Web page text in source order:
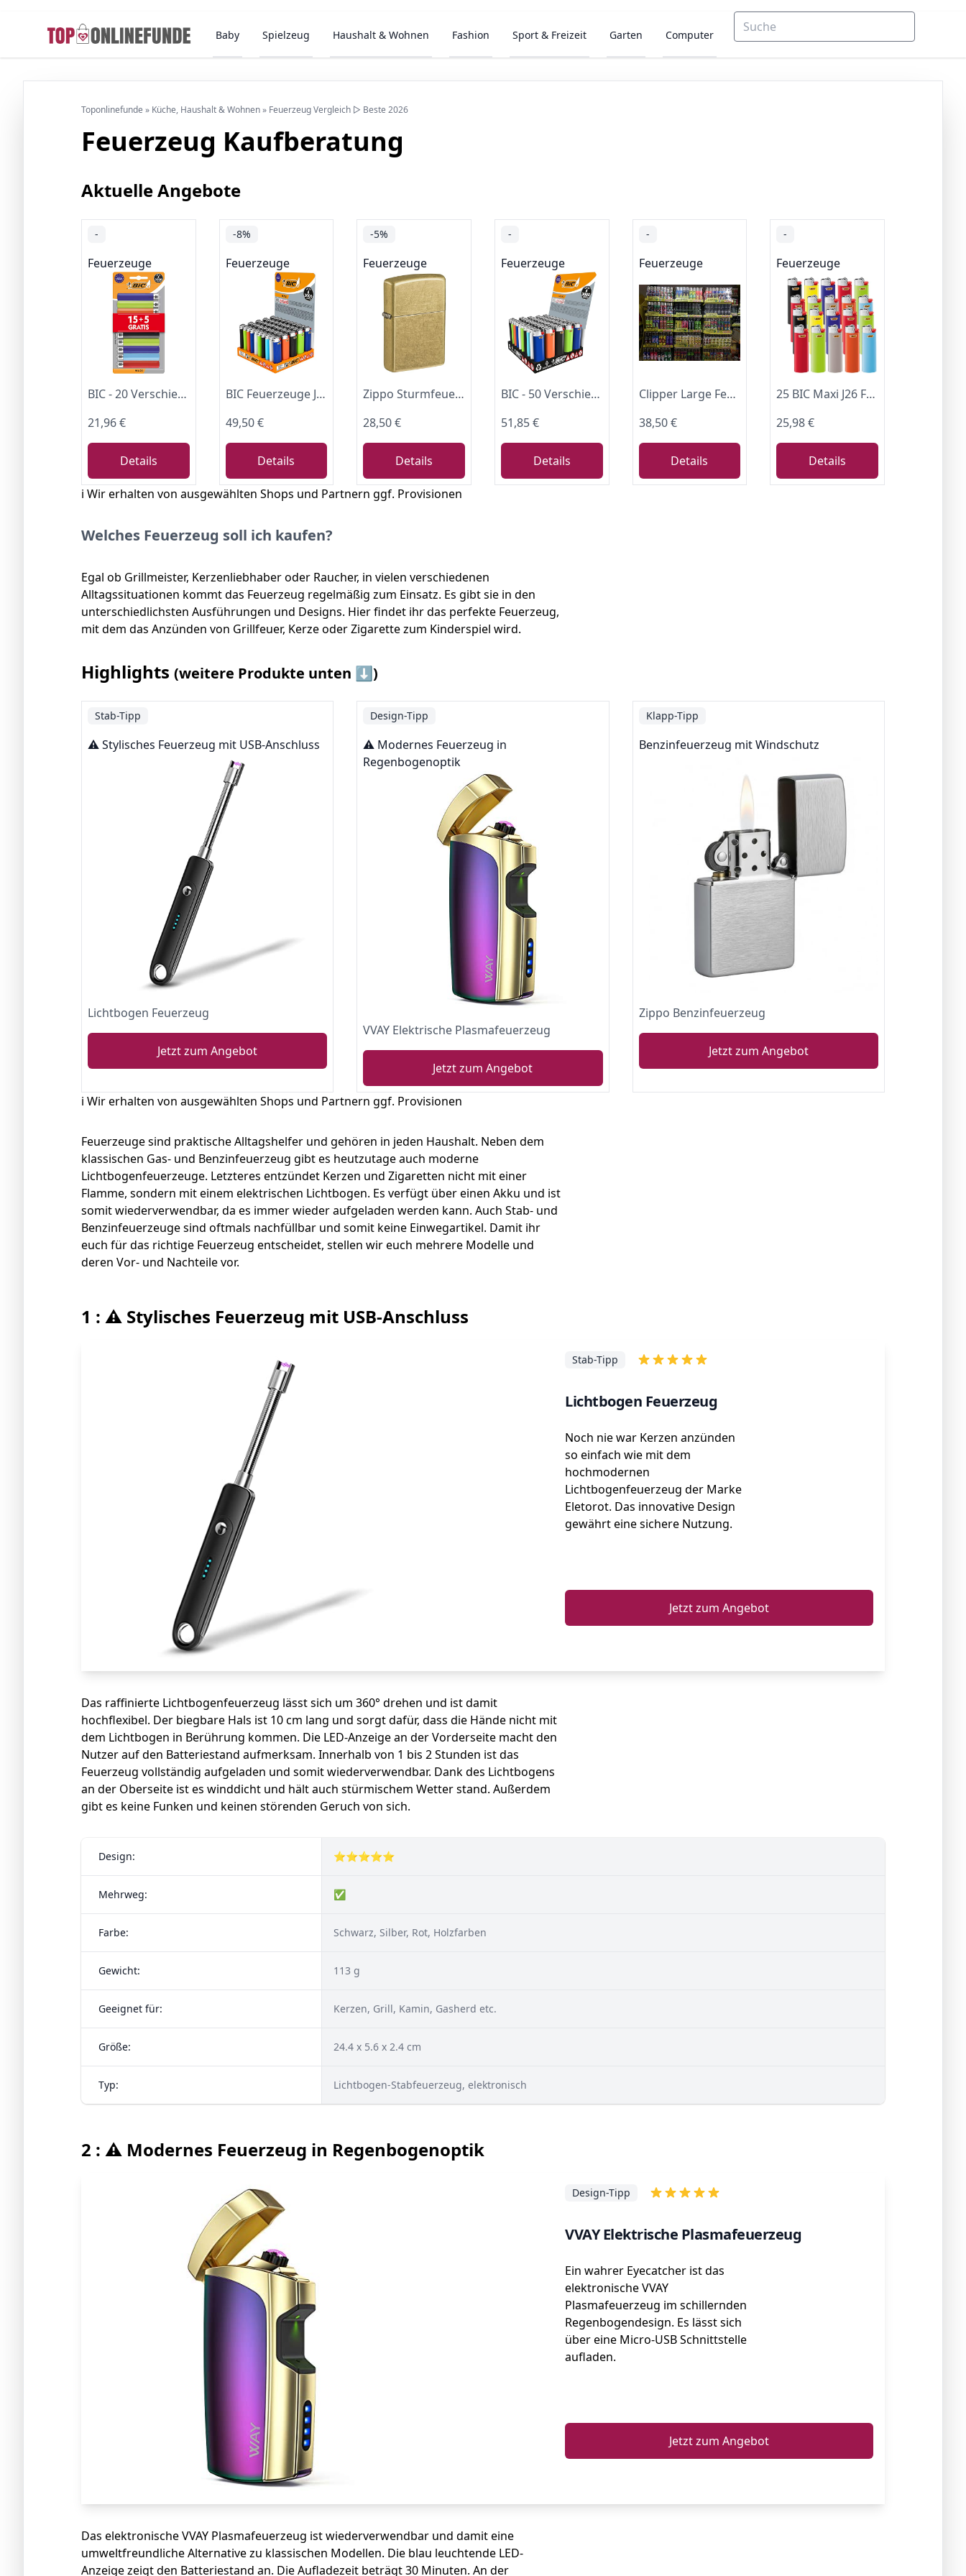
Baby Spielzeug Haushalt & Wohnen Fashion Sport & Freizeit Garten Computer
Toponlinefunde » Küche, Haushalt & Wohnen» Feuerzeug Vergleich ▷ Beste 2026
Feuerzeug Kaufberatung
Aktuelle Angebote
-
Feuerzeuge
BIC - 20 Verschiedene Maxi-Feuerzeuge.
21,96 €
Details
-8%
Feuerzeuge
BIC Feuerzeuge J26 Maxi Neutral 50 Stück Display Collie Kollie
49,50 €
Details
-5%
Feuerzeuge
Zippo Sturmfeuerzeug - Street Brass, Base Model - Nachfüllbar - Wiederverwendbar - Windfestes Design - Geschenkbox - Made in USA
28,50 €
Details
-
Feuerzeuge
BIC - 50 Verschiedene Maxi-Feuerzeuge.
51,85 €
Details
-
Feuerzeuge
Clipper Large Feuerzeuge aus der Clipper-Kollektion, 48?St?ck mit verschiedenen Grafiken
38,50 €
Details
-
Feuerzeuge
25 BIC Maxi J26 Feuerzeuge mit Kindersicherung farbig sortiert
25,98 €
Details
ℹ️ Wir erhalten von ausgewählten Shops und Partnern ggf. Provisionen
Welches Feuerzeug soll ich kaufen?
Egal ob Grillmeister, Kerzenliebhaber oder Raucher, in vielen verschiedenen
Alltagssituationen kommt das Feuerzeug regelmäßig zum Einsatz. Es gibt sie in den
unterschiedlichsten Ausführungen und Designs. Hier findet ihr das perfekte Feuerzeug,
mit dem das Anzünden von Grillfeuer, Kerze oder Zigarette zum Kinderspiel wird.
Highlights (weitere Produkte unten ⬇️)
Stab-Tipp
⚠️ Stylisches Feuerzeug mit USB-Anschluss
Lichtbogen Feuerzeug
Jetzt zum Angebot
Design-Tipp
⚠️ Modernes Feuerzeug in
Regenbogenoptik
VVAY Elektrische Plasmafeuerzeug
Jetzt zum Angebot
Klapp-Tipp
Benzinfeuerzeug mit Windschutz
Zippo Benzinfeuerzeug
Jetzt zum Angebot
ℹ️ Wir erhalten von ausgewählten Shops und Partnern ggf. Provisionen
Feuerzeuge sind praktische Alltagshelfer und gehören in jeden Haushalt. Neben dem
klassischen Gas- und Benzinfeuerzeug gibt es heutzutage auch moderne
Lichtbogenfeuerzeuge. Letzteres entzündet Kerzen und Zigaretten nicht mit einer
Flamme, sondern mit einem elektrischen Lichtbogen. Es verfügt über einen Akku und ist
somit wiederverwendbar, da es immer wieder aufgeladen werden kann. Auch Stab- und
Benzinfeuerzeuge sind oftmals nachfüllbar und somit keine Einwegartikel. Damit ihr
euch für das richtige Feuerzeug entscheidet, stellen wir euch mehrere Modelle und
deren Vor- und Nachteile vor.
1 : ⚠️ Stylisches Feuerzeug mit USB-Anschluss
Lichtbogen Feuerzeug
Stab-Tipp
Noch nie war Kerzen anzünden
so einfach wie mit dem
hochmodernen
Lichtbogenfeuerzeug der Marke
Eletorot. Das innovative Design
gewährt eine sichere Nutzung.
Jetzt zum Angebot
Das raffinierte Lichtbogenfeuerzeug lässt sich um 360° drehen und ist damit
hochflexibel. Der biegbare Hals ist 10 cm lang und sorgt dafür, dass die Hände nicht mit
dem Lichtbogen in Berührung kommen. Die LED-Anzeige an der Vorderseite macht den
Nutzer auf den Batteriestand aufmerksam. Innerhalb von 1 bis 2 Stunden ist das
Feuerzeug vollständig aufgeladen und somit wiederverwendbar. Dank des Lichtbogens
an der Oberseite ist es winddicht und hält auch stürmischem Wetter stand. Außerdem
gibt es keine Funken und keinen störenden Geruch von sich.
Design: ⭐⭐⭐⭐⭐
Mehrweg: ✅
Farbe: Schwarz, Silber, Rot, Holzfarben
Gewicht: 113 g
Geeignet für: Kerzen, Grill, Kamin, Gasherd etc.
Größe: 24.4 x 5.6 x 2.4 cm
Typ: Lichtbogen-Stabfeuerzeug, elektronisch
2 : ⚠️ Modernes Feuerzeug in Regenbogenoptik
VVAY Elektrische Plasmafeuerzeug
Design-Tipp
Ein wahrer Eyecatcher ist das
elektronische VVAY
Plasmafeuerzeug im schillernden
Regenbogendesign. Es lässt sich
über eine Micro-USB Schnittstelle
aufladen.
Jetzt zum Angebot
Das elektronische VVAY Plasmafeuerzeug ist wiederverwendbar und damit eine
umweltfreundliche Alternative zu klassischen Modellen. Die blau leuchtende LED-
Anzeige zeigt den Batteriestand an. Die Aufladezeit beträgt 30 Minuten. An der